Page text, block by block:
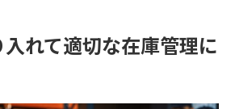
れて適切な在庫管理に